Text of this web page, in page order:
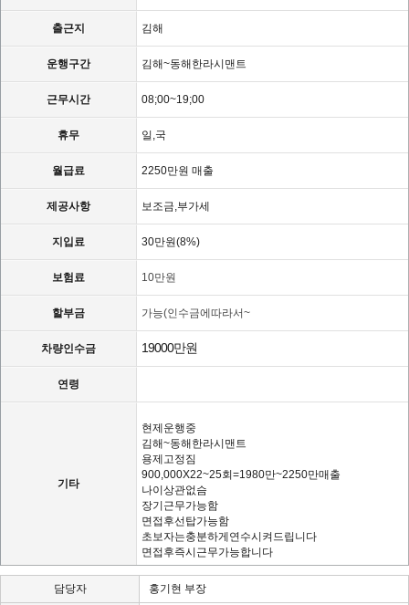
출근지 김해
운행구간 김해~동해한라시맨트
근무시간 08;00~19;00
휴무 일,국
월급료 2250만원 매출
제공사항 보조금,부가세
지입료 30만원(8%)
보험료 10만원
할부금 가능(인수금에따라서~
차량인수금 19000만원
연령
기타
현제운행중
김해~동해한라시맨트
용제고정짐
900,000X22~25회=1980만~2250만매출
나이상관없슴
장기근무가능함
면접후선탑가능함
초보자는충분하게연수시켜드립니다
면접후즉시근무가능합니다
담당자 홍기현 부장